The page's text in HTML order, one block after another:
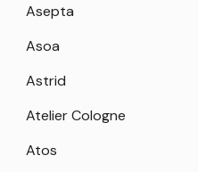
Asepta
Asoa
Astrid
Atelier Cologne
Atos